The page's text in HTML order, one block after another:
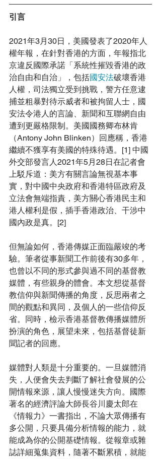
引言
2021年3月30日，美國發表了2020年人
權年報 ，在針對香港的方面，年報指北
京違反國際承諾「系統性摧毀香港的政
治自由和自治」，包括國安法破壞香港
人權，司法獨立受到挑戰，警方任意逮
捕並粗暴對待示威者和被拘留人士，國
安法令港人的言論、新聞和互聯網自由
遭到更嚴格限制。美國國務卿布林肯
（Antony John Blinken）回應稱，香港
繼續不獲享有美國的特殊待遇。[1] 中國
外交部發言人2021年5月28日在記者會
上駁斥道：美方有關言論無視基本事
實，對中國中央政府和香港特區政府及
立法會無端指責，美方關心香港民主和
港人權利是假，插手香港政治、干涉中
國內政是真。[2]
但無論如何 ， 香港傳媒正面臨嚴竣的考
驗。 筆者從事新聞工作前後有30多年 ，
也曾以不同的形式參與過不同的基督教
媒體 ，有些親身的體會。 本文想從基督
教信仰與新聞傳播的角度 ，反思兩者之
間的觀點和異同，及個人的一些信仰反
省。同時，檢示香港基督教傳播媒體所
扮演的角色，展望未來，包括基督徒新
聞記者的回應。
媒體對人類是十分重要的。 一旦媒體消
失，人便會失去判斷了解社會發展的公
開情報來源，讓人慢慢迷失方向。國際
著名的經濟評論大師長谷川慶太郎在
《情報力》一書指出，不論大眾傳播有
多公開，只要具備分析情報的能力，就
能成為你的公開基礎情報。從報章或雜
誌詳細蒐集資料，隨著不斷累積，就能